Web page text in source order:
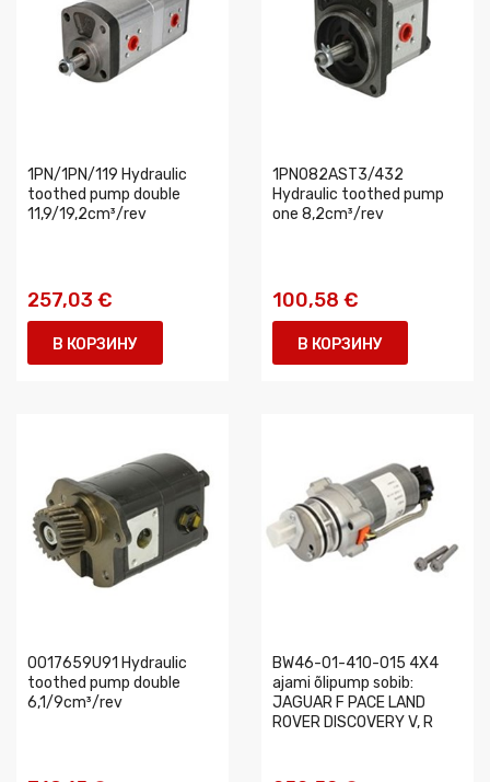
1PN/1PN/119 Hydraulic
toothed pump double
11,9/19,2cm³/rev
257,03 €
В КОРЗИНУ
1PN082AST3/432
Hydraulic toothed pump
one 8,2cm³/rev
100,58 €
В КОРЗИНУ
0017659U91 Hydraulic
toothed pump double
6,1/9cm³/rev
BW46-01-410-015 4X4
ajami õlipump sobib:
JAGUAR F PACE LAND
ROVER DISCOVERY V, R